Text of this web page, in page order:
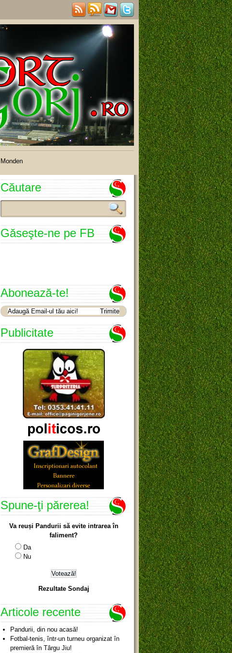
Monden
Căutare
Găseşte-ne pe FB
Abonează-te!
Publicitate
Spune-ţi părerea!
Va reuși Pandurii să evite intrarea în
faliment?
Da
Nu
Rezultate Sondaj
Articole recente
Pandurii, din nou acasă!
Fotbal-tenis, într-un turneu organizat în
premieră în Târgu Jiu!